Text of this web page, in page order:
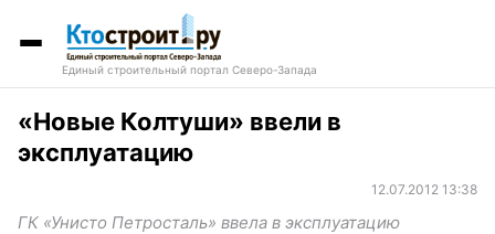
Единый строительный портал Северо-Запада
«Новые Колтуши» ввели в
эксплуатацию
12.07.2012 13:38
ГК «Унисто Петросталь» ввела в эксплуатацию